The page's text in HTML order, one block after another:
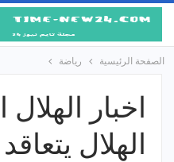
الصفحة الرئيسية رياضة
اخبار
الهلال